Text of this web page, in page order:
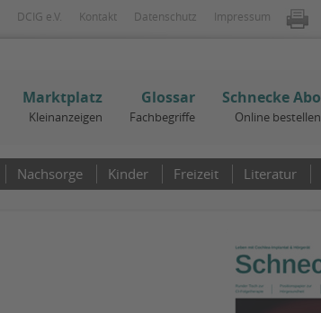
DCIG e.V. Kontakt Datenschutz Impressum
Marktplatz
Kleinanzeigen
Glossar
Fachbegriffe
Schnecke Abo
Online bestellen
Nachsorge Kinder Freizeit Literatur